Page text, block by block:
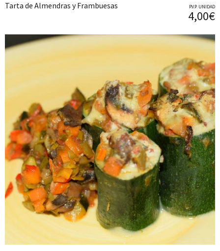
Tarta de Almendras y Frambuesas P.V.P. UNIDAD
4,00€